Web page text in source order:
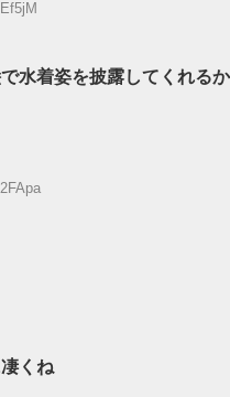
水着姿を披露してくれるか
くね